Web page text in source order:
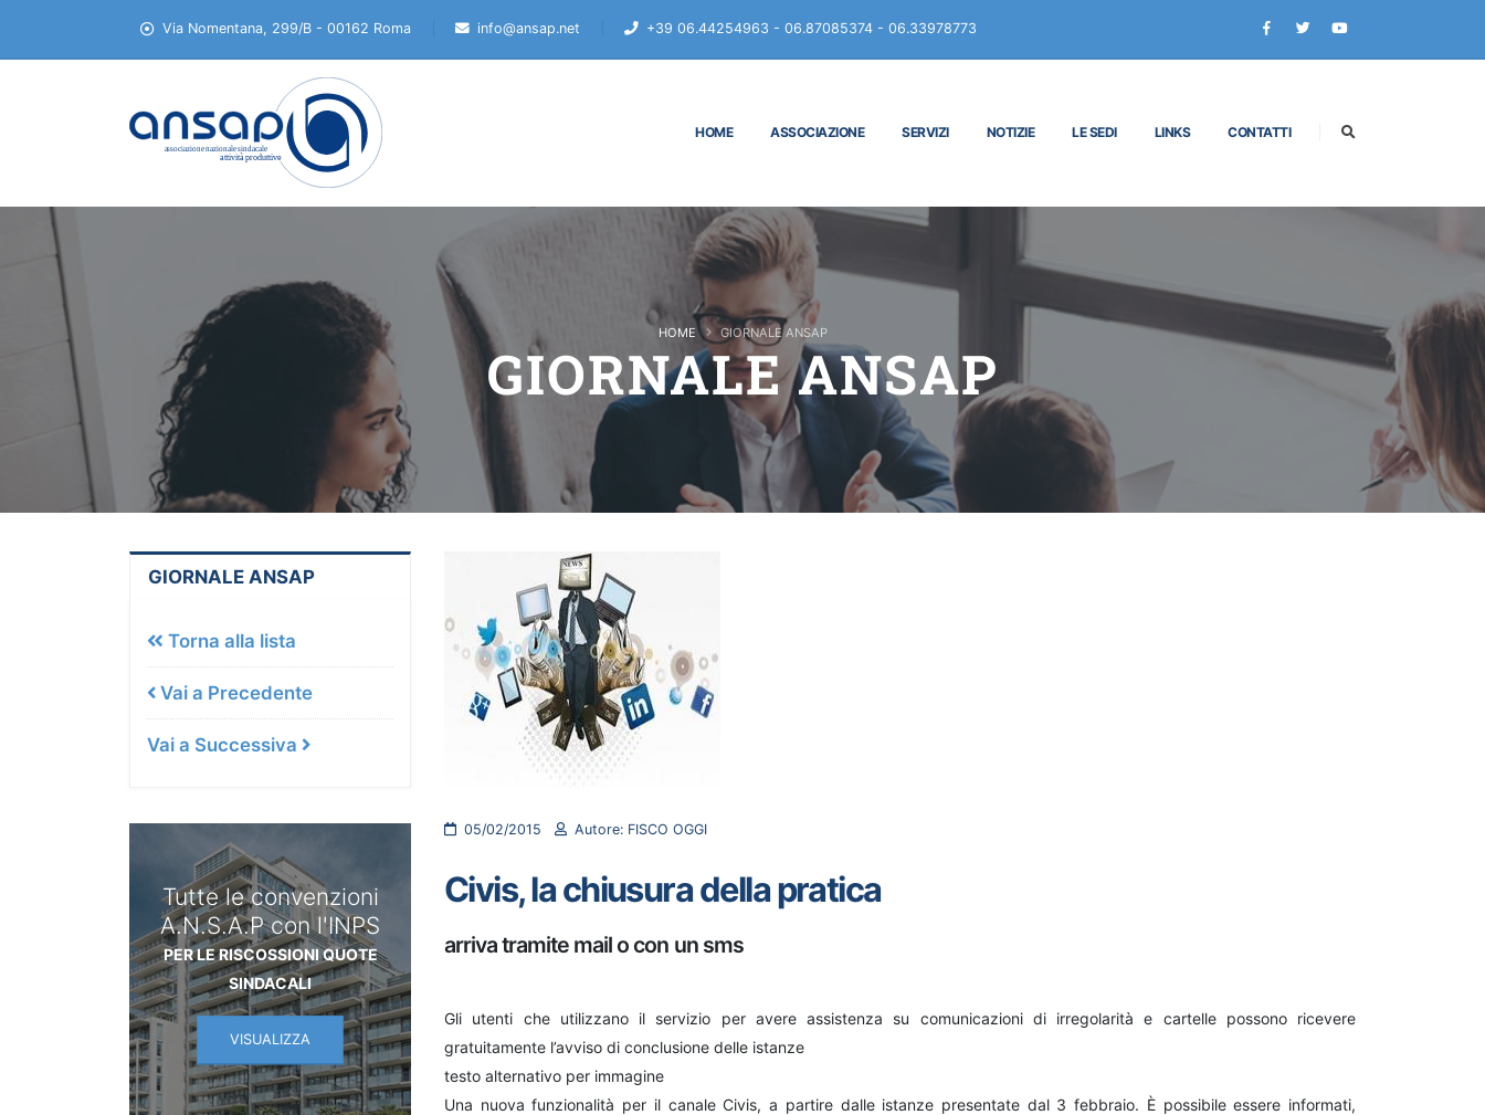
Via Nomentana, 299/B - 00162 Roma info@ansap.net +39 06.44254963 - 06.87085374 - 06.33978773
HOME ASSOCIAZIONE SERVIZI NOTIZIE LE SEDI LINKS CONTATTI
GIORNALE ANSAP
HOME GIORNALE ANSAP
GIORNALE ANSAP
Torna alla lista
Vai a Precedente
Vai a Successiva
Tutte le convenzioni
A.N.S.A.P con l'INPS
PER LE RISCOSSIONI QUOTE
SINDACALI
VISUALIZZA
05/02/2015 Autore: FISCO OGGI
Civis, la chiusura della pratica
arriva tramite mail o con un sms
Gli utenti che utilizzano il servizio per avere assistenza su comunicazioni di irregolarità e cartelle possono ricevere
gratuitamente l’avviso di conclusione delle istanze
testo alternativo per immagine
Una nuova funzionalità per il canale Civis, a partire dalle istanze presentate dal 3 febbraio. È possibile essere informati,